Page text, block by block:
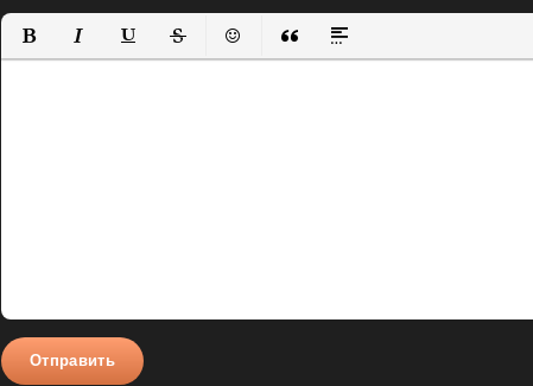
Полужирный
КурсивПодчеркнутый
ЗачеркнутыйВставить смайлик
Вставка цитаты
Вставка спойлера
Отправить